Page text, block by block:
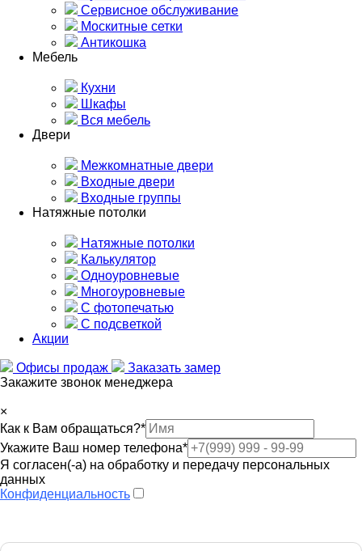
Сервисное обслуживание
Москитные сетки
Антикошка
Мебель
Кухни
Шкафы
Вся мебель
Двери
Межкомнатные двери
Входные двери
Входные группы
Натяжные потолки
Натяжные потолки
Калькулятор
Одноуровневые
Многоуровневые
С фотопечатью
С подсветкой
Акции
Офисы продаж
Заказать замер
Закажите звонок менеджера
×
Как к Вам обращаться?*
Укажите Ваш номер телефона*
Я согласен(-а) на обработку и передачу персональных
данных
Конфиденциальность